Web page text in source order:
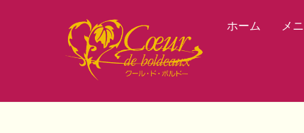
ホーム メ